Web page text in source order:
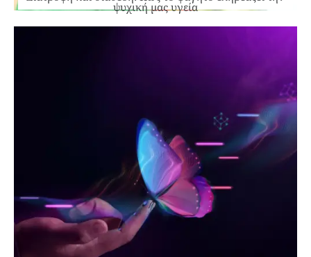
ψυχική μας υγεία